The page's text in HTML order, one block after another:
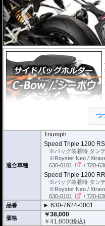
※耐加重 : 片側 5kg (ケース、バッ
※サイドケースは別売です。こちら
※バッグの搭載位置を 50mm 前方
る移設キット(オプション)もありま
つ
適合車種
Triumph
Speed Triple 1200
※バッグ装着時 タン
※Royster Neo /
630-0101
/ 720-
Speed Triple 1200
※バッグ装着時 タン
※Royster Neo /
630-0101
/ 720-
品番
630-7624-0001
価格
￥38,000
￥41,800(税込)